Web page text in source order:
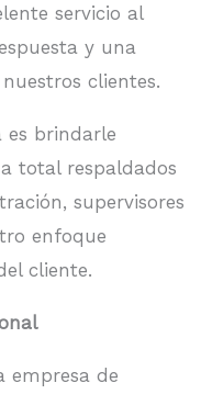
servicio al
y una
clientes.
es brindarle
total respaldados
supervisores
enfoque
cliente.
empresa de